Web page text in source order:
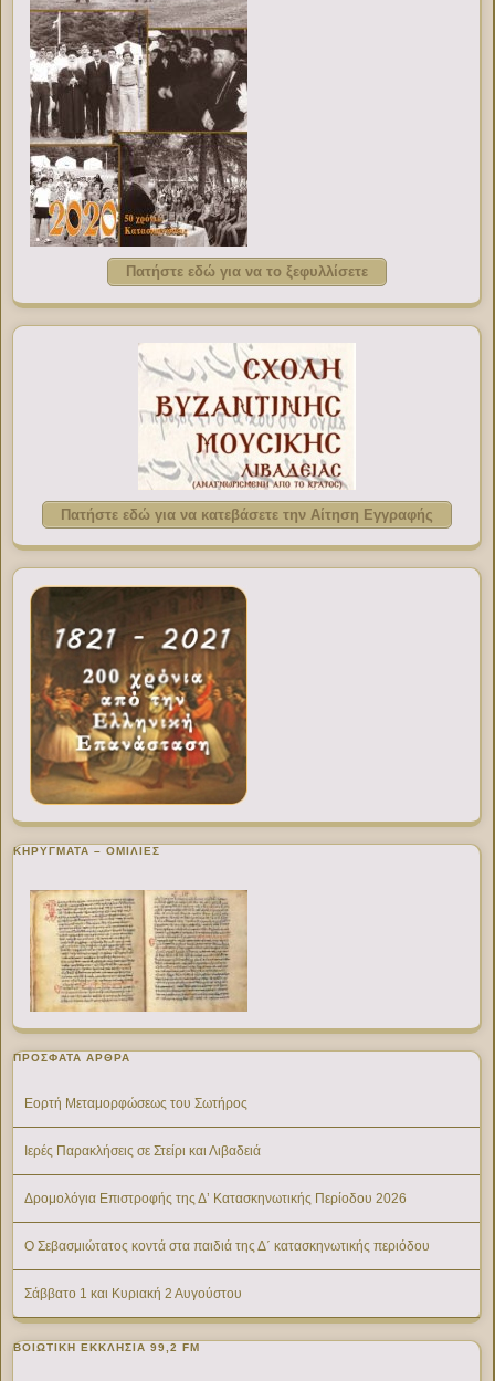
Πατήστε εδώ για να το ξεφυλλίσετε
Πατήστε εδώ για να κατεβάσετε την Αίτηση Εγγραφής
ΚΗΡΥΓΜΑΤΑ – ΟΜΙΛΙΕΣ
ΠΡΌΣΦΑΤΑ ΆΡΘΡΑ
Εορτή Μεταμορφώσεως του Σωτήρος
Ιερές Παρακλήσεις σε Στείρι και Λιβαδειά
Δρομολόγια Επιστροφής της Δ’ Κατασκηνωτικής Περίοδου 2026
Ο Σεβασμιώτατος κοντά στα παιδιά της Δ΄ κατασκηνωτικής περιόδου
Σάββατο 1 και Κυριακή 2 Αυγούστου
ΒΟΙΩΤΙΚΉ ΕΚΚΛΗΣΊΑ 99,2 FM